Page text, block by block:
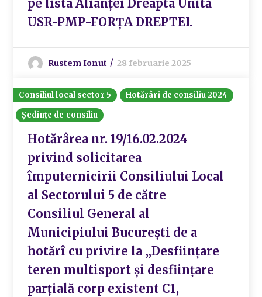
pe lista Alianței Dreapta Unită
USR-PMP-FORȚA DREPTEI.
Rustem Ionut 28 februarie 2025
Consiliul local sector 5
Hotărâri de consiliu 2024
Ședințe de consiliu
Hotărârea nr. 19/16.02.2024
privind solicitarea
împuternicirii Consiliului Local
al Sectorului 5 de către
Consiliul General al
Municipiului București de a
hotărî cu privire la „Desființare
teren multisport și desființare
parțială corp existent C1,